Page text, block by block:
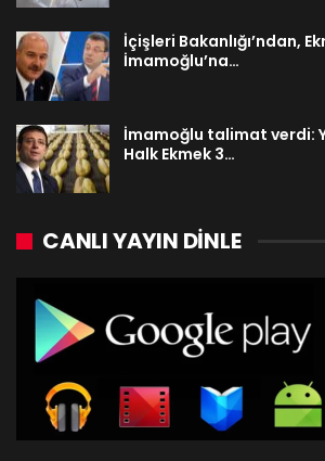
İçişleri Bakanlığı’ndan,
İmamoğlu’na…
İmamoğlu talimat verdi:
Halk Ekmek 3…
CANLI YAYIN DINLE